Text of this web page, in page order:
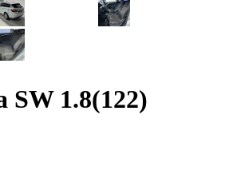
SW 1.8(122)